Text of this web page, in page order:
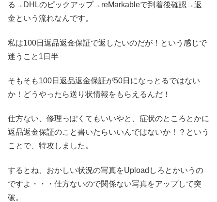
る→DHLのピックアップ→reMarkableで到着後確認→返
金という流れなんです。
私は100日返品返金保証で返したいのだが！という感じで
迷うこと1日半
そもそも100日返品返金保証が50日になっとるではない
か！どうやったら送り状情報をもらえるんだ！
仕方ない、修理っぽくてもいいやと、症状のところとかに
返品返金保証のこと書いたらいいんではないか！？という
ことで、特攻しました。
するとね、おかしい状況の写真をUploadしろとかいうの
ですよ・・・仕方ないので関係ない写真をアップして突
破。